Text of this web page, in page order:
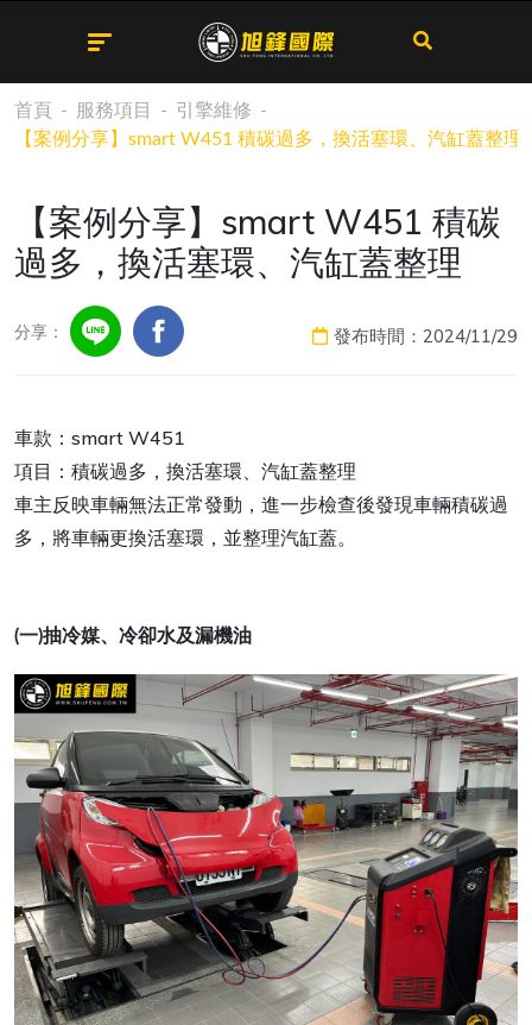
首頁 服務項目
引擎維修
【案例分享】smart W451 積碳過多，換活塞環、汽缸蓋整理
【案例分享】smart W451 積碳
過多，換活塞環、汽缸蓋整理
分享： 發布時間：2024/11/29
車款：smart W451
項目：積碳過多，換活塞環、汽缸蓋整理
車主反映車輛無法正常發動，進一步檢查後發現車輛積碳過
多，將車輛更換活塞環，並整理汽缸蓋。
(一)抽冷媒、冷卻水及漏機油